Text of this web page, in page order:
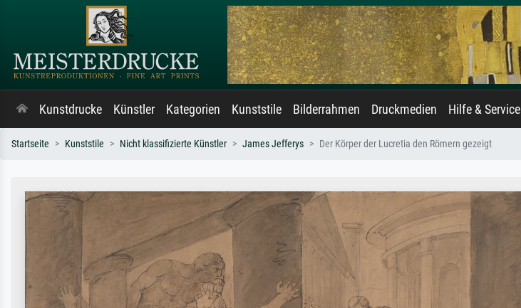
Kunstdrucke Künstler Kategorien Kunststile Bilderrahmen Druckmedien Hilfe & Service
Startseite Kunststile Nicht klassifizierte Künstler James Jefferys Der Körper der Lucretia den Römern gezeigt